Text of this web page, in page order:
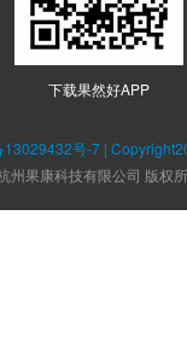
下载果然好APP
13029432号-7 |
州果康科技有限公司 版权